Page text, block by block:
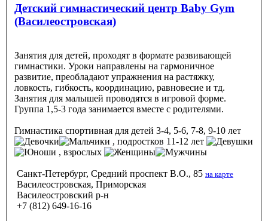
Детский гимнастический центр Baby Gym
(Василеостровская)
Занятия для детей, проходят в формате развивающей
гимнастики. Уроки направлены на гармоничное
развитие, преобладают упражнения на растяжку,
ловкость, гибкость, координацию, равновесие и тд.
Занятия для малышей проводятся в игровой форме.
Группа 1,5-3 года занимается вместе с родителями.
Гимнастика спортивная для детей 3-4, 5-6, 7-8, 9-10 лет
, подростков 11-12 лет
, взрослых
Санкт-Петербург, Средний проспект В.О., 85 на карте
Василеостровская, Приморская
Василеостровский р-н
+7 (812) 649-16-16